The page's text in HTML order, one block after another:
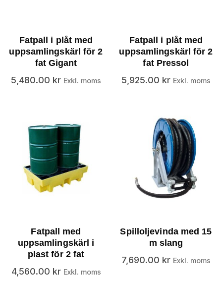
Fatpall i plåt med
uppsamlingskärl för 2
fat Gigant
5,480.00 kr Exkl. moms
Fatpall i plåt med
uppsamlingskärl för 2
fat Pressol
5,925.00 kr Exkl. moms
Fatpall med
uppsamlingskärl i
plast för 2 fat
4,560.00 kr Exkl. moms
Spilloljevinda med 15
m slang
7,690.00 kr Exkl. moms